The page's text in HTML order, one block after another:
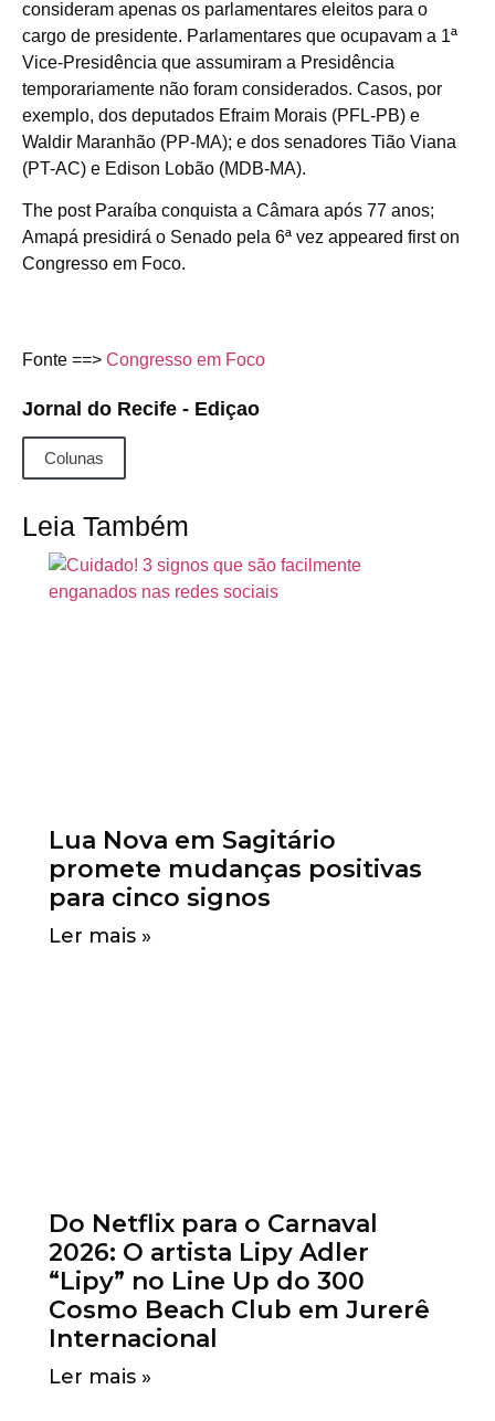
consideram apenas os parlamentares eleitos para o
cargo de presidente. Parlamentares que ocupavam a 1ª
Vice-Presidência que assumiram a Presidência
temporariamente não foram considerados. Casos, por
exemplo, dos deputados Efraim Morais (PFL-PB) e
Waldir Maranhão (PP-MA); e dos senadores Tião Viana
(PT-AC) e Edison Lobão (MDB-MA).
The post Paraíba conquista a Câmara após 77 anos;
Amapá presidirá o Senado pela 6ª vez appeared first on
Congresso em Foco.
Fonte ==> Congresso em Foco
Jornal do Recife - Ediçao
Colunas
Leia Também
Lua Nova em Sagitário
promete mudanças positivas
para cinco signos
Ler mais »
Do Netflix para o Carnaval
2026: O artista Lipy Adler
“Lipy” no Line Up do 300
Cosmo Beach Club em Jurerê
Internacional
Ler mais »